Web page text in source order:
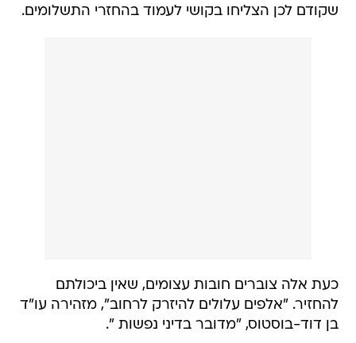
שקודם לכן הצליחו בקושי לעמוד בהחזרי התשלומים.
כעת אלה צוברים חובות עצומים, שאין ביכולתם
להחזיר. "אלפים עלולים להיזרק לרחוב", מזהירה עו"ד
בן דוד-בוסטוס, "מדובר בדיני נפשות ".